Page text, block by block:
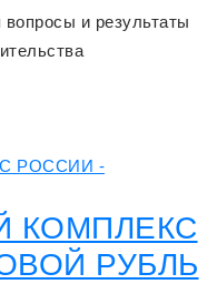
и результаты
КОМПЛЕКС
РУБЛЬ